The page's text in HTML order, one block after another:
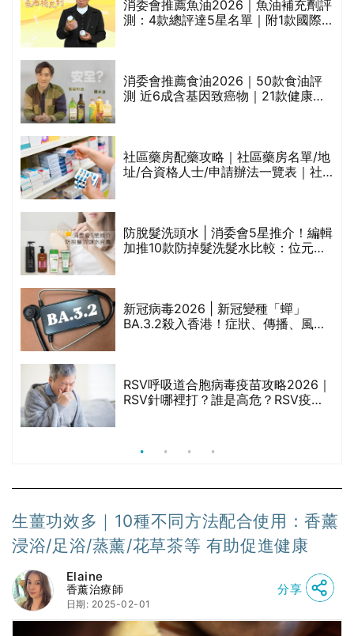
消委會推薦魚油2026｜魚油補充劑評
測：4款總評達5星名單｜附1款國際
消委會推薦食油2026｜50款食油評
測 近6成含基因致癌物｜21款健康煮
社區藥房配藥攻略｜社區藥房名單/地
址/合資格人士/申請辦法一覽表｜社
防脫髮洗頭水 | 消委會5星推介！編輯
加推10款防掉髮洗髮水比較：位元
新冠病毒2026 | 新冠變種「蟬」
BA.3.2殺入香港！症狀、傳播、風險
RSV呼吸道合胞病毒疫苗攻略2026｜
RSV針哪裡打？誰是高危？RSV疫苗
生薑功效多｜10種不同方法配合使用：香薰
浸浴/足浴/蒸薰/花草茶等 有助促進健康
Elaine
香薰治療師
日期: 2025-02-01
分享